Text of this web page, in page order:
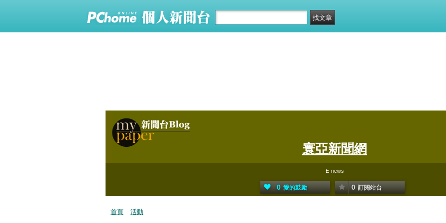
寰亞新聞網
E-news
0 愛的鼓勵 0 訂閱站台
首頁 活動